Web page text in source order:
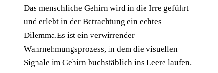
Das menschliche Gehirn wird in die Irre geführt
und erlebt in der Betrachtung ein echtes
Dilemma.Es ist ein verwirrender
Wahrnehmungsprozess, in dem die visuellen
Signale im Gehirn buchstäblich ins Leere laufen.